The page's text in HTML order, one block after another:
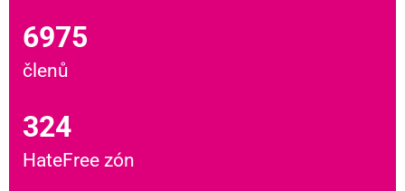
6975
členů
324
HateFree zón